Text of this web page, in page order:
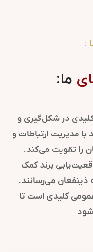
:
ما:
در شکل‌گیری و
مدیریت ارتباطات و
را تقویت می‌کند.
برند کمک
ذینفعان می‌رسانند.
کلیدی است تا